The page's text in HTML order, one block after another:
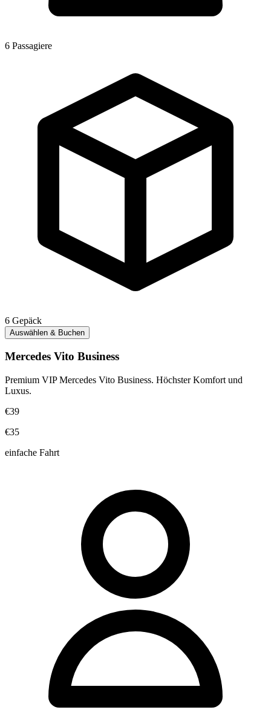
6 Passagiere
6 Gepäck
Auswählen & Buchen
Mercedes Vito Business
Premium VIP Mercedes Vito Business. Höchster Komfort und
Luxus.
€39
€35
einfache Fahrt